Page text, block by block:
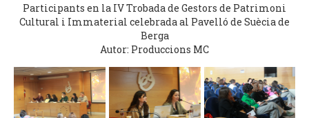
Participants en la IV Trobada de Gestors de Patrimoni
Cultural i Immaterial celebrada al Pavelló de Suècia de
Berga
Autor: Produccions MC